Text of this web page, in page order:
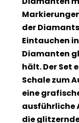
der
Eintauchen
Diamanten
hält. Der Set
Schale zum
eine
ausführliche
die